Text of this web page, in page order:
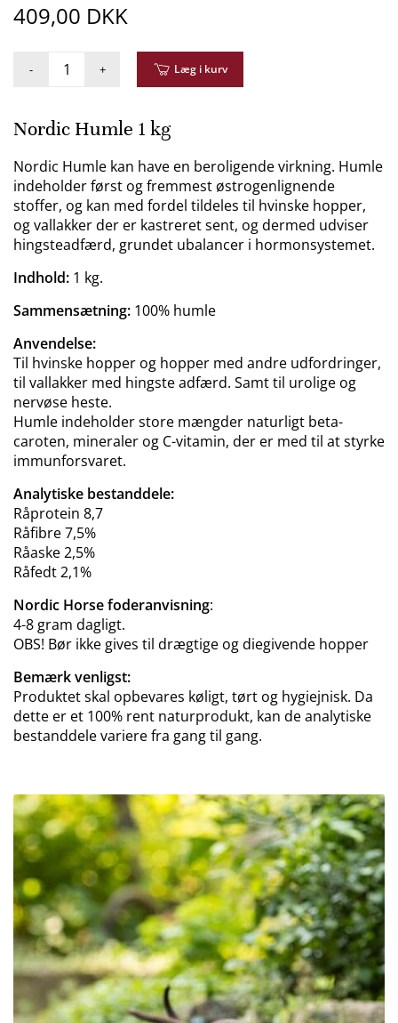
409,00 DKK
- + Læg i kurv
Nordic Humle 1 kg
Nordic Humle kan have en beroligende virkning. Humle
indeholder først og fremmest østrogenlignende
stoffer, og kan med fordel tildeles til hvinske hopper,
og vallakker der er kastreret sent, og dermed udviser
hingsteadfærd, grundet ubalancer i hormonsystemet.
Indhold: 1 kg.
Sammensætning: 100% humle
Anvendelse:
Til hvinske hopper og hopper med andre udfordringer,
til vallakker med hingste adfærd. Samt til urolige og
nervøse heste.
Humle indeholder store mængder naturligt beta-
caroten, mineraler og C-vitamin, der er med til at styrke
immunforsvaret.
Analytiske bestanddele:
Råprotein 8,7
Råfibre 7,5%
Råaske 2,5%
Råfedt 2,1%
Nordic Horse foderanvisning:
4-8 gram dagligt.
OBS! Bør ikke gives til drægtige og diegivende hopper
Bemærk venligst:
Produktet skal opbevares køligt, tørt og hygiejnisk. Da
dette er et 100% rent naturprodukt, kan de analytiske
bestanddele variere fra gang til gang.